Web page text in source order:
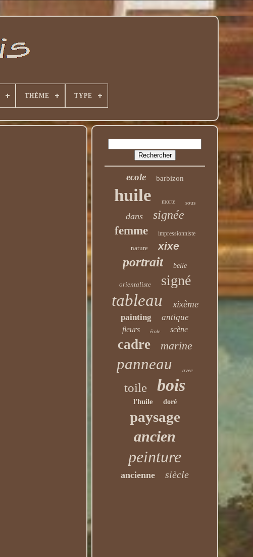
THÈME TYPE
ecole barbizon
huile morte sous
dans signée
femme impressionniste
nature xixe
portrait belle
orientaliste signé
tableau xixème
painting antique
fleurs école scène
cadre marine
panneau avec
toile bois
l'huile doré
paysage
ancien
peinture
ancienne siècle